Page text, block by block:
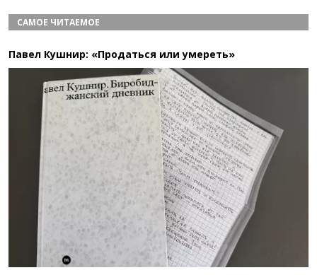
САМОЕ ЧИТАЕМОЕ
Павел Кушнир: «Продаться или умереть»